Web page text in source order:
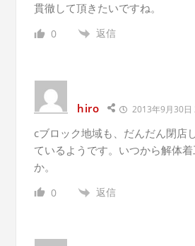
貫徹して頂きたいですね。
0 返信
hiro 2013年9月30日
cブロック地域も、だんだん閉店
ているようです。いつから解体
か。
0 返信